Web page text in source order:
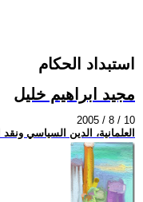
استبداد الحكام
مجيد ابراهيم خليل
2005 / 8 / 10
العلمانية، الدين السياسي ونقد